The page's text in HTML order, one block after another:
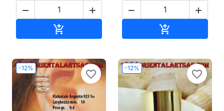
 

 

-12%
favorite_border
-12%
favorite_border